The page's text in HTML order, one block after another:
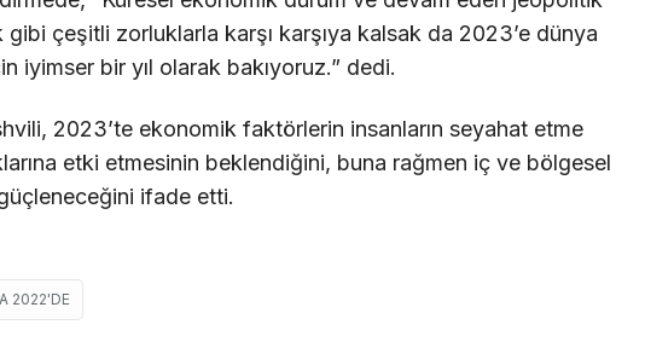
gibi çeşitli zorluklarla karşı karşıya kalsak da 2023’e dünya
iyimser bir yıl olarak bakıyoruz.” dedi.
2023’te ekonomik faktörlerin insanların seyahat etme
etki etmesinin beklendiğini, buna rağmen iç ve bölgesel
ifade etti.
2022'DE